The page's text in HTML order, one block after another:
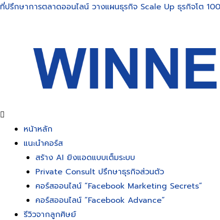
Skip
ที่ปรึกษาการตลาดออนไลน์ วางแผนธุรกิจ Scale Up ธุรกิจโต
หน้าหลัก
แนะนำคอร์ส
สร้าง AI ยิงแอดแบบเต็มระบบ
Private Consult ปรึกษาธุรกิจส่วนตัว
คอร์สออนไลน์ “Facebook Marketing Secrets”
คอร์สออนไลน์ “Facebook Advance”
รีวิวจากลูกศิษย์